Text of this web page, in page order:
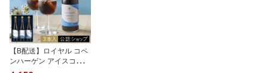
【B配送】ロイヤル コペ
ンハーゲン アイスコーヒ